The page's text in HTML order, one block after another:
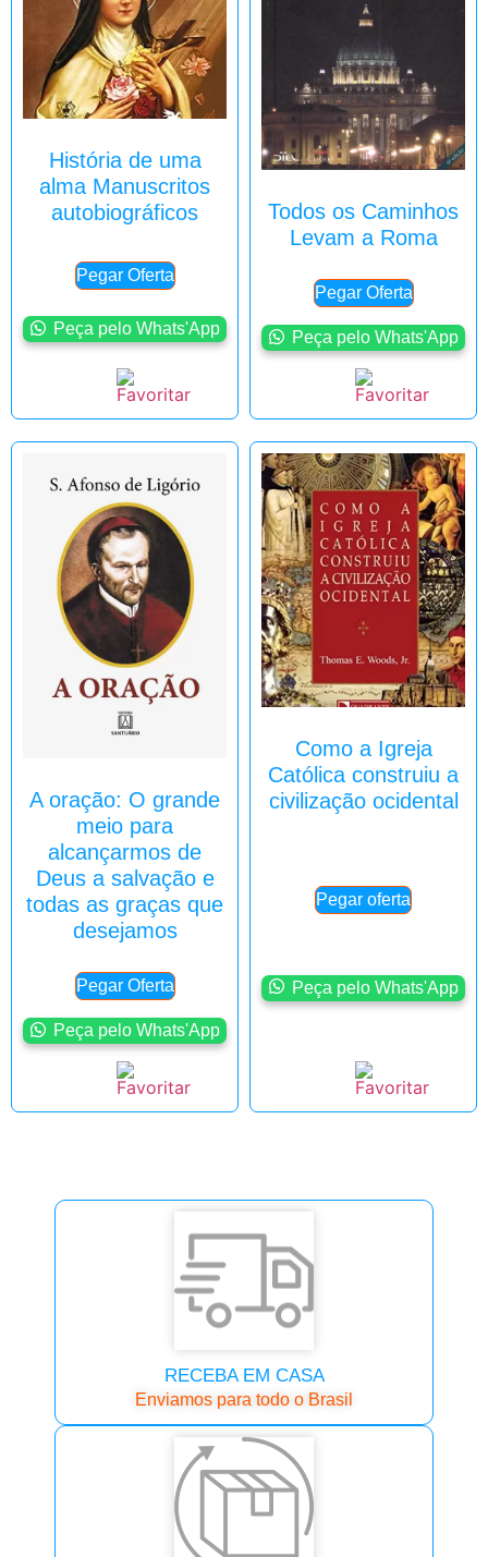
História de uma
alma Manuscritos
autobiográficos
Pegar Oferta
Peça pelo Whats'App
Todos os Caminhos
Levam a Roma
Pegar Oferta
Peça pelo Whats'App
A oração: O grande
meio para
alcançarmos de
Deus a salvação e
todas as graças que
desejamos
Pegar Oferta
Peça pelo Whats'App
Como a Igreja
Católica construiu a
civilização ocidental
Pegar oferta
Peça pelo Whats'App
RECEBA EM CASA
Enviamos para todo o Brasil